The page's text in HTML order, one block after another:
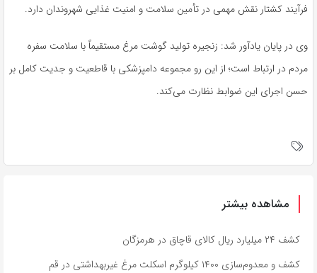
فرآیند کشتار نقش مهمی در تأمین سلامت و امنیت غذایی شهروندان دارد.
وی در پایان یادآور شد: زنجیره تولید گوشت مرغ مستقیماً با سلامت سفره
مردم در ارتباط است؛ از این رو مجموعه دامپزشکی با قاطعیت و جدیت کامل بر
حسن اجرای این ضوابط نظارت می‌کند.
مشاهده بیشتر
کشف ۲۴ میلیارد ریال کالای قاچاق در هرمزگان
کشف و معدوم‌سازی ۱۴۰۰ کیلوگرم اسکلت مرغ غیربهداشتی در قم